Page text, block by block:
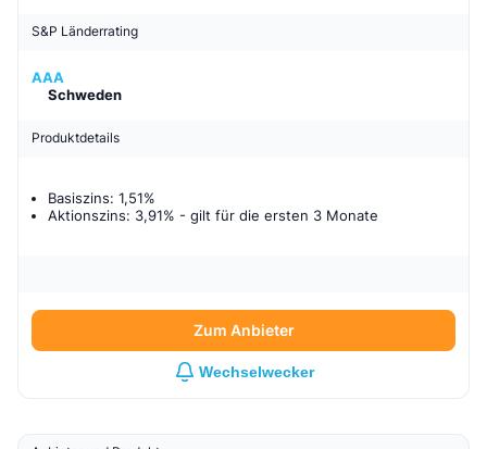
S&P Länderrating
AAA
Schweden
Produktdetails
Basiszins: 1,51%
Aktionszins: 3,91% - gilt für die ersten 3 Monate
Zum Anbieter
Wechselwecker